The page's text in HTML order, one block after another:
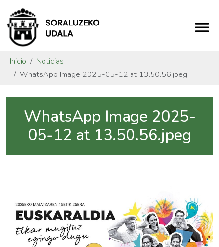
Inicio
Noticias
WhatsApp Image 2025-05-12 at 13.50.56.jpeg
WhatsApp Image 2025-
05-12 at 13.50.56.jpeg